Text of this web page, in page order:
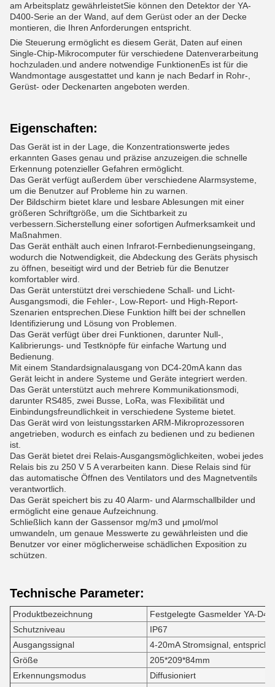
am Arbeitsplatz gewährleistetSie können den Detektor der YA-
D400-Serie an der Wand, auf dem Gerüst oder an der Decke
montieren, die Ihren Anforderungen entspricht.
Die Steuerung ermöglicht es diesem Gerät, Daten auf einen
Single-Chip-Mikrocomputer für verschiedene Datenverarbeitung
hochzuladen.und andere notwendige FunktionenEs ist für die
Wandmontage ausgestattet und kann je nach Bedarf in Rohr-,
Gerüst- oder Deckenarten angeboten werden.
Eigenschaften:
Das Gerät ist in der Lage, die Konzentrationswerte jedes
erkannten Gases genau und präzise anzuzeigen.die schnelle
Erkennung potenzieller Gefahren ermöglicht.
Das Gerät verfügt außerdem über verschiedene Alarmsysteme,
um die Benutzer auf Probleme hin zu warnen.
Der Bildschirm bietet klare und lesbare Ablesungen mit einer
größeren Schriftgröße, um die Sichtbarkeit zu
verbessern.Sicherstellung einer sofortigen Aufmerksamkeit und
Maßnahmen.
Das Gerät enthält auch einen Infrarot-Fernbedienungseingang,
wodurch die Notwendigkeit, die Abdeckung des Geräts physisch
zu öffnen, beseitigt wird und der Betrieb für die Benutzer
komfortabler wird.
Das Gerät unterstützt drei verschiedene Schall- und Licht-
Ausgangsmodi, die Fehler-, Low-Report- und High-Report-
Szenarien entsprechen.Diese Funktion hilft bei der schnellen
Identifizierung und Lösung von Problemen.
Das Gerät verfügt über drei Funktionen, darunter Null-,
Kalibrierungs- und Testknöpfe für einfache Wartung und
Bedienung.
Mit einem Standardsignalausgang von DC4-20mA kann das
Gerät leicht in andere Systeme und Geräte integriert werden.
Das Gerät unterstützt auch mehrere Kommunikationsmodi,
darunter RS485, zwei Busse, LoRa, was Flexibilität und
Einbindungsfreundlichkeit in verschiedene Systeme bietet.
Das Gerät wird von leistungsstarken ARM-Mikroprozessoren
angetrieben, wodurch es einfach zu bedienen und zu bedienen
ist.
Das Gerät bietet drei Relais-Ausgangsmöglichkeiten, wobei jedes
Relais bis zu 250 V 5 A verarbeiten kann. Diese Relais sind für
das automatische Öffnen des Ventilators und des Magnetventils
verantwortlich.
Das Gerät speichert bis zu 40 Alarm- und Alarmschallbilder und
ermöglicht eine genaue Aufzeichnung.
Schließlich kann der Gassensor mg/m3 und μmol/mol
umwandeln, um genaue Messwerte zu gewährleisten und die
Benutzer vor einer möglicherweise schädlichen Exposition zu
schützen.
Technische Parameter:
Produktbezeichnung
Festgelegte Gasmelder YA-
Schutzniveau
IP67
Ausgangssignal
4-20mA Stromsignal, entspricht
Größe
205*209*84mm
Erkennungsmodus
Diffusioniert